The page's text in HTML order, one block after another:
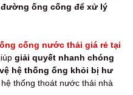
ống cống để xử lý
cống nước thải giá rẻ tại
giải quyết nhanh chóng
hệ thống ống khỏi bị hư
hệ thống thoát nước thải nhà